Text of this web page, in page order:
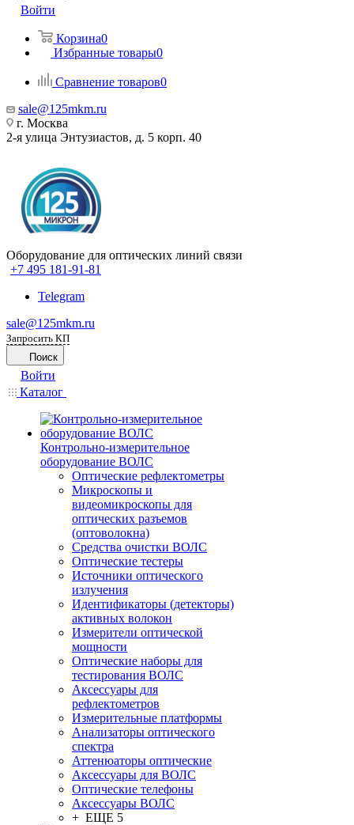
Войти
Корзина0
Избранные товары0
Сравнение товаров0
sale@125mkm.ru
г. Москва
2-я улица Энтузиастов, д. 5 корп. 40
Оборудование для оптических линий связи
+7 495 181-91-81
Telegram
sale@125mkm.ru
Запросить КП
Поиск
Войти
Каталог
Контрольно-измерительное
оборудование ВОЛС
Оптические рефлектометры
Микроскопы и
видеомикроскопы для
оптических разъемов
(оптоволокна)
Средства очистки ВОЛС
Оптические тестеры
Источники оптического
излучения
Идентификаторы (детекторы)
активных волокон
Измерители оптической
мощности
Оптические наборы для
тестирования ВОЛС
Аксессуары для
рефлектометров
Измерительные платформы
Анализаторы оптического
спектра
Аттенюаторы оптические
Аксессуары для ВОЛС
Оптические телефоны
Аксессуары ВОЛС
+ ЕЩЕ 5